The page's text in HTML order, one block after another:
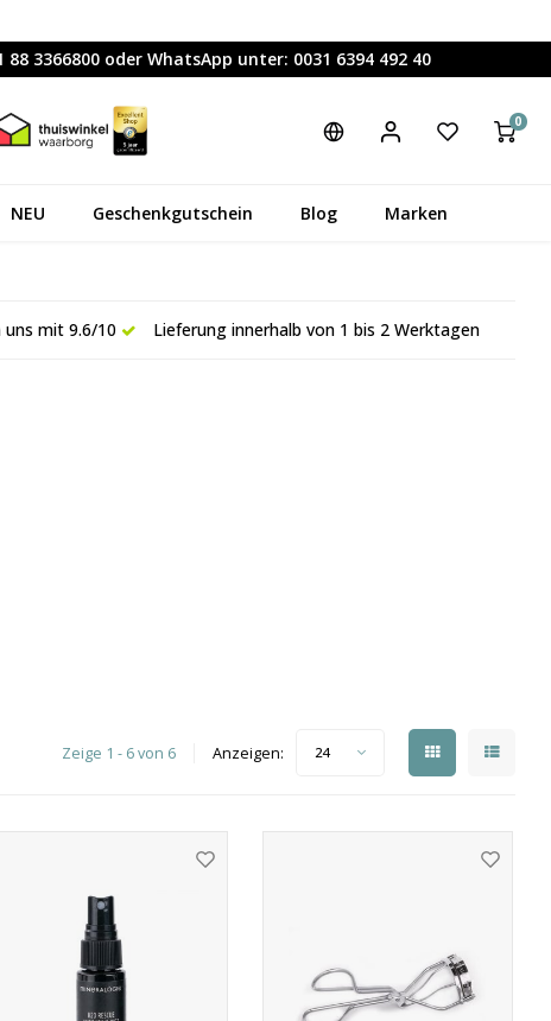
3366800 oder WhatsApp unter: 0031 6394 492 40
0
NEU Geschenkgutschein Blog Marken
uns mit 9.6/10 Lieferung innerhalb von 1 bis 2 Werktagen
Zeige 1 - 6 von 6 Anzeigen: 24